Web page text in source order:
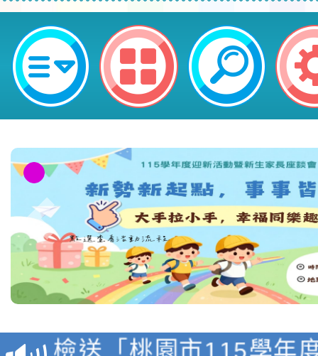
轉知新竹市保護動物協會辦理「
物巡迴校園生命教育講座計畫」課
鎮區新勢國民小學
本校115學年度第1學
第3次招考代課鐘點教
檢送「桃園市115學年